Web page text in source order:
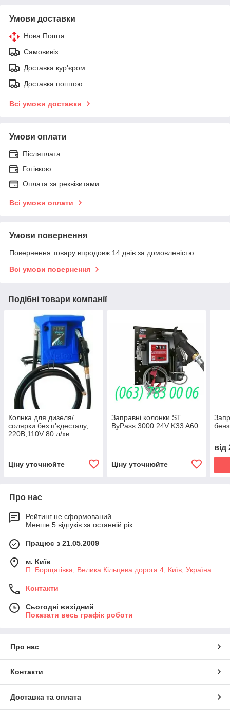
Умови доставки
Нова Пошта
Самовивіз
Доставка кур'єром
Доставка поштою
Всі умови доставки
Умови оплати
Післяплата
Готівкою
Оплата за реквізитами
Всі умови оплати
Умови повернення
Повернення товару впродовж 14 днів за домовленістю
Всі умови повернення
Подібні товари компанії
Колнка для дизеля/
солярки без п'єдесталу,
220В,110V 80 л/хв
Ціну уточнюйте
Заправні колонки ST
ByPass 3000 24V K33 A60
Ціну уточнюйте
від
Про нас
Рейтинг не сформований
Менше 5 відгуків за останній рік
Працює з 21.05.2009
м. Київ
П. Борщагівка, Велика Кільцева дорога 4, Київ, Україна
Контакти
Сьогодні вихідний
Показати весь графік роботи
Про нас
Контакти
Доставка та оплата